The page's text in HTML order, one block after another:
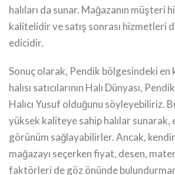
halıları da sunar. Mağazanın müşteri
kalitelidir ve satış sonrası hizmetleri
edicidir.
Sonuç olarak, Pendik bölgesindeki
halısı satıcılarının Halı Dünyası,
Halıcı Yusuf olduğunu söyleyebiliriz.
yüksek kaliteye sahip halılar sunarak,
görünüm sağlayabilirler. Ancak,
mağazayı seçerken fiyat, desen,
faktörleri de göz önünde